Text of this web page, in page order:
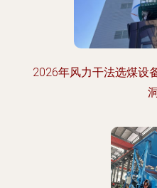
2026年风力干法选煤设